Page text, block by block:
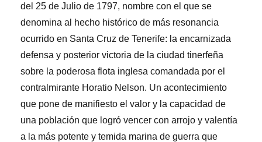
del 25 de Julio de 1797, nombre con el que se
denomina al hecho histórico de más resonancia
ocurrido en Santa Cruz de Tenerife: la encarnizada
defensa y posterior victoria de la ciudad tinerfeña
sobre la poderosa flota inglesa comandada por el
contralmirante Horatio Nelson. Un acontecimiento
que pone de manifiesto el valor y la capacidad de
una población que logró vencer con arrojo y valentía
a la más potente y temida marina de guerra que